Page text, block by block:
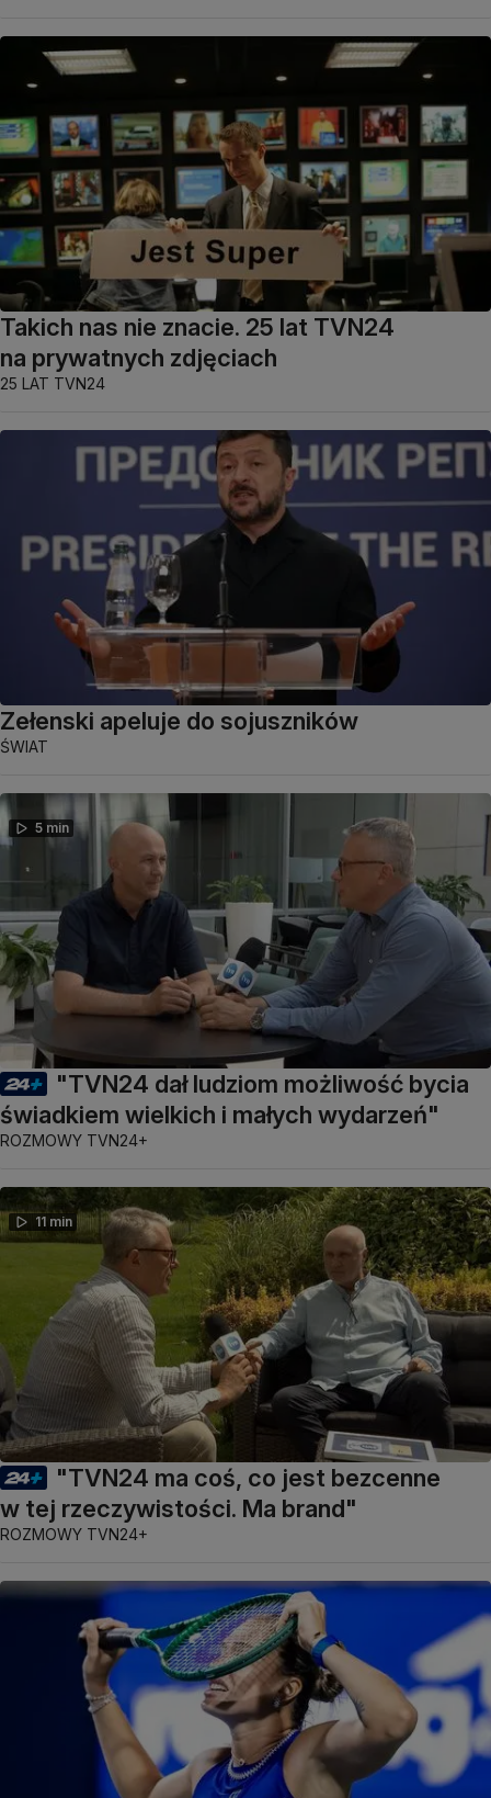
Takich nas nie znacie. 25 lat TVN24
na prywatnych zdjęciach
25 LAT TVN24
Zełenski apeluje do sojuszników
ŚWIAT
5 min
"TVN24 dał ludziom możliwość bycia
świadkiem wielkich i małych wydarzeń"
ROZMOWY TVN24+
11 min
"TVN24 ma coś, co jest bezcenne
w tej rzeczywistości. Ma brand"
ROZMOWY TVN24+